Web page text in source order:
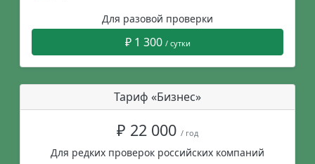
Для разовой проверки
₽ 1 300 / сутки
Тариф «Бизнес»
₽ 22 000 / год
Для редких проверок российских компаний